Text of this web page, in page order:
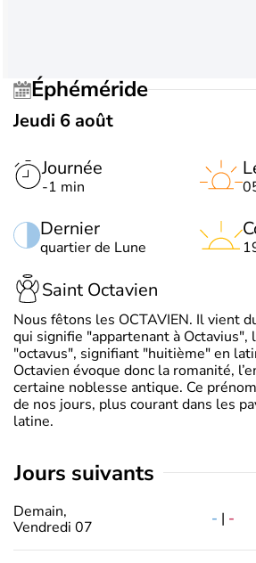
Éphéméride
Jeudi 6 août
Journée
-1 min
Dernier
quartier de Lune
Saint Octavien
Nous fêtons les OCTAVIEN. Il vient
qui signifie "appartenant à
"octavus", signifiant "huitième" en
Octavien évoque donc la romanité,
certaine noblesse antique. Ce
de nos jours, plus courant dans les
latine.
jours suivants
Demain,
Vendredi 07
- | -